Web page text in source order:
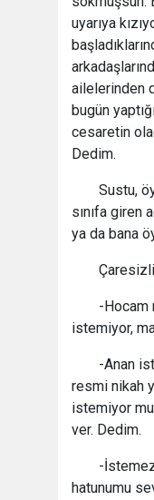
uyarıya
ailelerinden
bugün
cesaretin
Dedim.
Sustu,
sınıfa giren
ya da bana
-Hocam
istemiyor,
-Anan
resmi nikah
istemiyor
ver. Dedim.
-
hatunumu